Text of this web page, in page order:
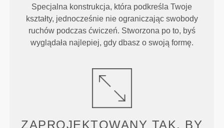
Specjalna konstrukcja, która podkreśla Twoje
kształty, jednocześnie nie ograniczając swobody
ruchów podczas ćwiczeń. Stworzona po to, byś
wyglądała najlepiej, gdy dbasz o swoją formę.
ZAPROJEKTOWANY TAK, BY